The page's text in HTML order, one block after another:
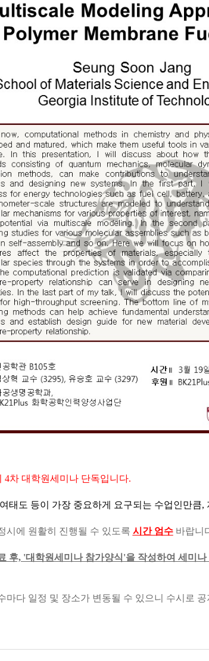
4차 대학원세미나 단독입니다.
태도 등이 가장 중요하게 요구되는 수업인만큼,
에 원활히 진행될 수 있도록 시간 엄수바랍니
후, '대학원세미나 참가양식'을 작성하여 세미나
마다 일정 및 장소가 변동될 수 있으니 수시로